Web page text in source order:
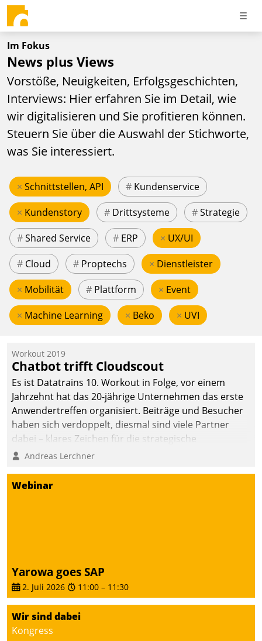
Im Fokus
News plus Views
Vorstöße, Neuigkeiten, Erfolgsgeschichten,
Interviews: Hier erfahren Sie im Detail, wie
wir digitalisieren und Sie profitieren können.
Steuern Sie über die Auswahl der Stichworte,
was Sie interessiert.
× Schnittstellen, API # Kundenservice
× Kundenstory # Drittsysteme #Strategie
#Shared Service # ERP × UX/UI
# Cloud # Proptechs × Dienstleister
× Mobilität # Plattform × Event
× Machine Learning × Beko × UVI
Workout 2019
Chatbot trifft Cloudscout
Es ist Datatrains 10. Workout in Folge, vor einem
Jahrzehnt hat das 20-jährige Unternehmen das erste
Anwendertreffen organisiert. Beiträge und Besucher
haben sich verdoppelt, diesmal sind viele Partner
dabei – klares Zeichen für die strategische
Fokussierung auf den Kunden.
Andreas Lerchner
Webinar
Yarowa goes SAP
2. Juli 2026 11:00 – 11:30
Wir sind dabei
Kongress